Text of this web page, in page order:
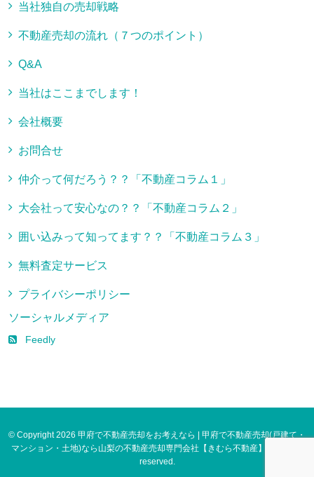
当社独自の売却戦略
不動産売却の流れ（７つのポイント）
Q&A
当社はここまでします！
会社概要
お問合せ
仲介って何だろう？？「不動産コラム１」
大会社って安心なの？？「不動産コラム２」
囲い込みって知ってます？？「不動産コラム３」
無料査定サービス
プライバシーポリシー
ソーシャルメディア
Feedly
© Copyright 2026 甲府で不動産売却をお考えなら | 甲府で不動産売却(戸建て・
マンション・土地)なら山梨の不動産売却専門会社【きむら不動産】. All rights
reserved.